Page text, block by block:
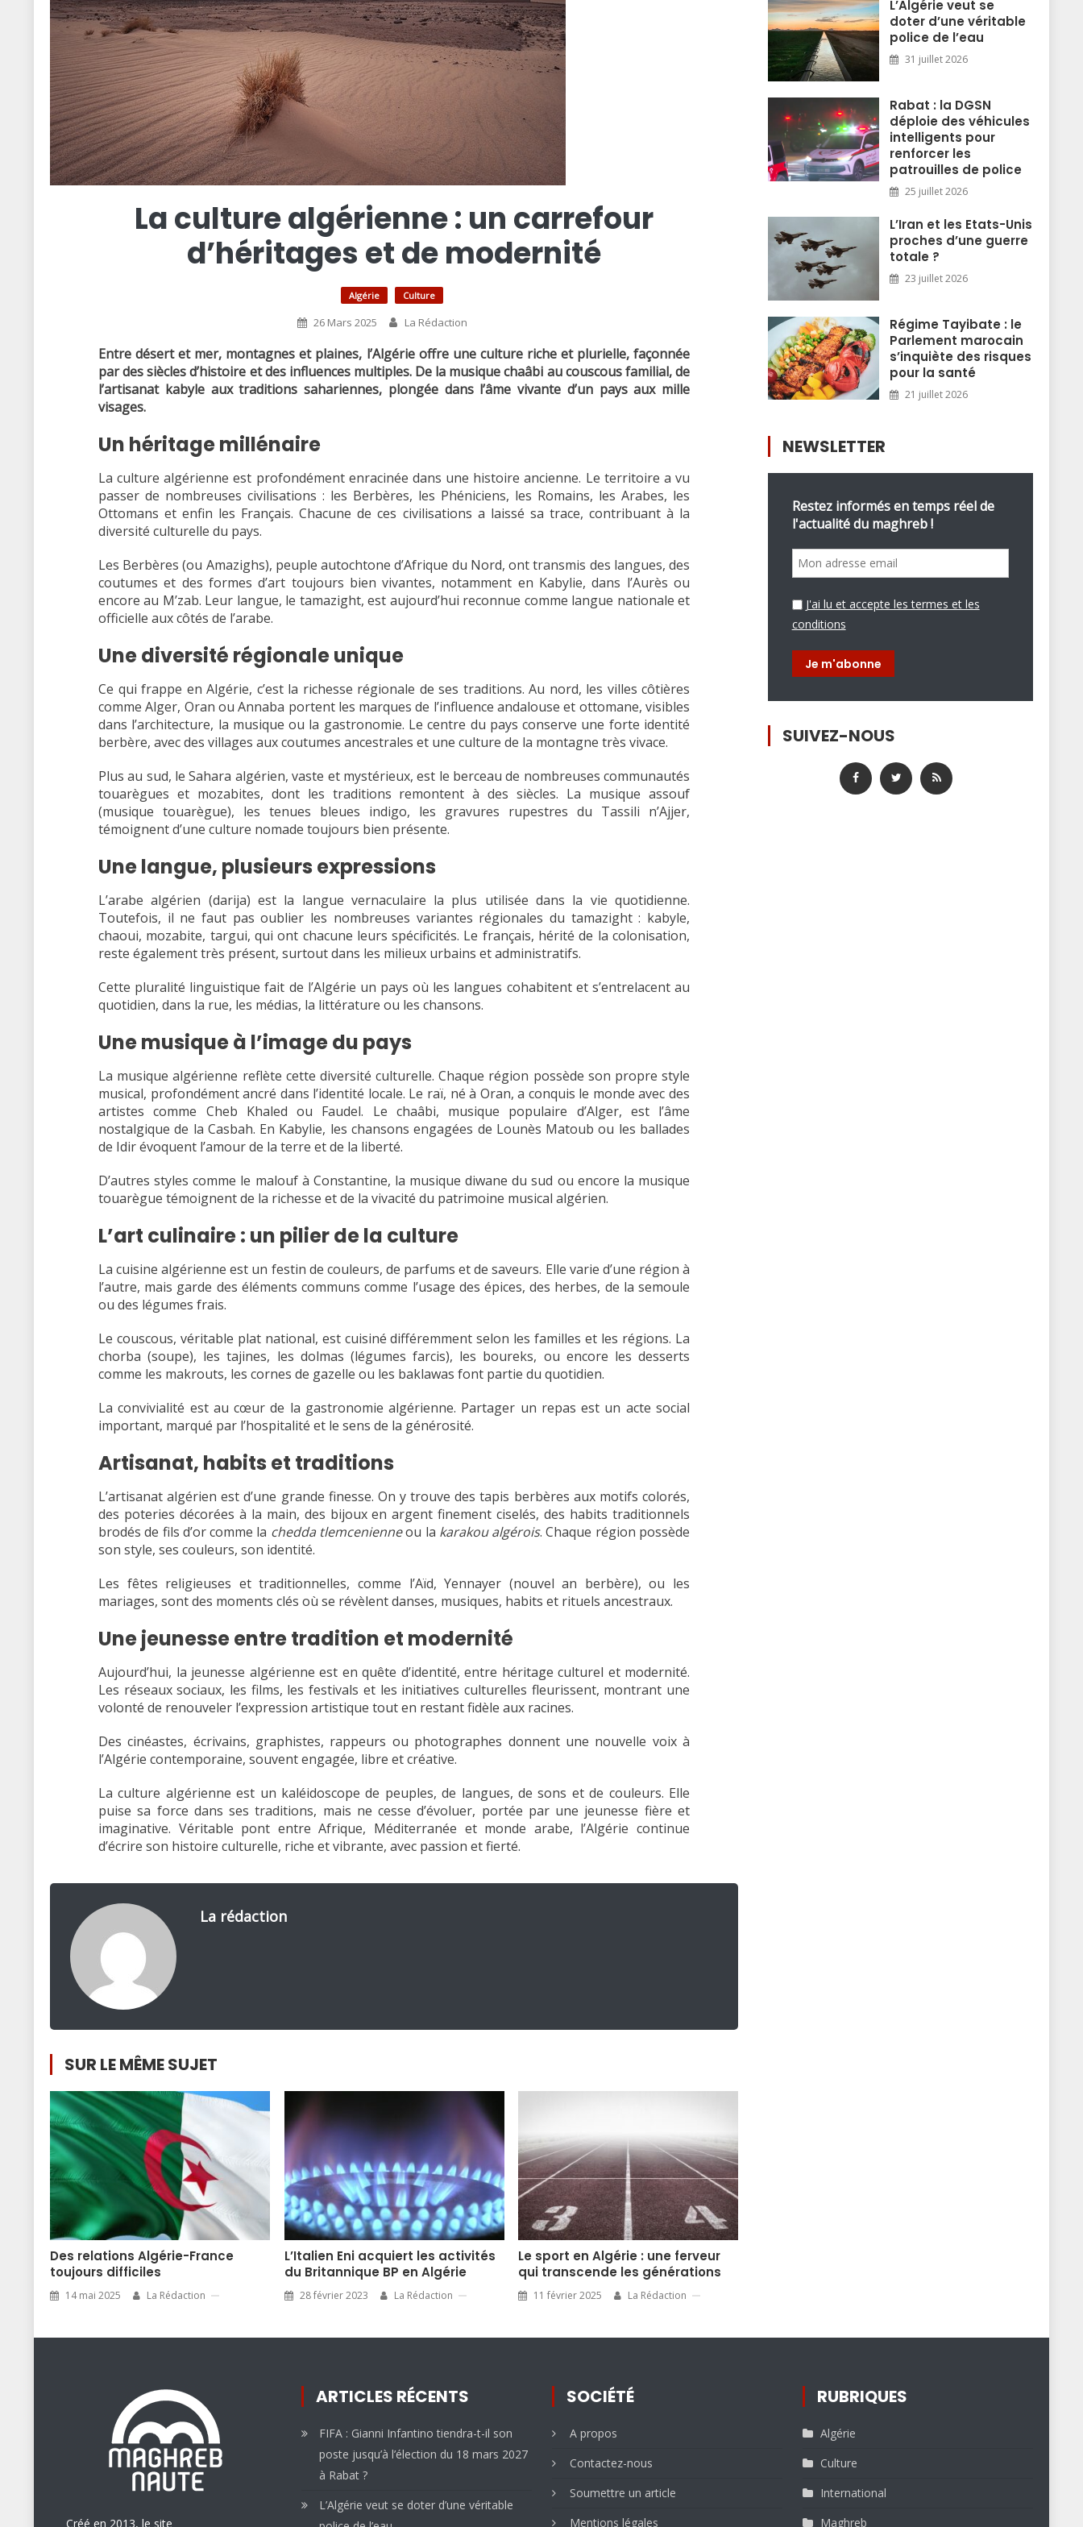
La culture algérienne : un carrefour
d’héritages et de modernité
Algérie Culture
26 Mars 2025 La Rédaction
Entre désert et mer, montagnes et plaines, l’Algérie offre une culture riche et plurielle, façonnée
par des siècles d’histoire et des influences multiples. De la musique chaâbi au couscous familial, de
l’artisanat kabyle aux traditions sahariennes, plongée dans l’âme vivante d’un pays aux mille
visages.
Un héritage millénaire
La culture algérienne est profondément enracinée dans une histoire ancienne. Le territoire a vu
passer de nombreuses civilisations : les Berbères, les Phéniciens, les Romains, les Arabes, les
Ottomans et enfin les Français. Chacune de ces civilisations a laissé sa trace, contribuant à la
diversité culturelle du pays.
Les Berbères (ou Amazighs), peuple autochtone d’Afrique du Nord, ont transmis des langues, des
coutumes et des formes d’art toujours bien vivantes, notamment en Kabylie, dans l’Aurès ou
encore au M’zab. Leur langue, le tamazight, est aujourd’hui reconnue comme langue nationale et
officielle aux côtés de l’arabe.
Une diversité régionale unique
Ce qui frappe en Algérie, c’est la richesse régionale de ses traditions. Au nord, les villes côtières
comme Alger, Oran ou Annaba portent les marques de l’influence andalouse et ottomane, visibles
dans l’architecture, la musique ou la gastronomie. Le centre du pays conserve une forte identité
berbère, avec des villages aux coutumes ancestrales et une culture de la montagne très vivace.
Plus au sud, le Sahara algérien, vaste et mystérieux, est le berceau de nombreuses communautés
touarègues et mozabites, dont les traditions remontent à des siècles. La musique assouf
(musique touarègue), les tenues bleues indigo, les gravures rupestres du Tassili n’Ajjer,
témoignent d’une culture nomade toujours bien présente.
Une langue, plusieurs expressions
L’arabe algérien (darija) est la langue vernaculaire la plus utilisée dans la vie quotidienne.
Toutefois, il ne faut pas oublier les nombreuses variantes régionales du tamazight : kabyle,
chaoui, mozabite, targui, qui ont chacune leurs spécificités. Le français, hérité de la colonisation,
reste également très présent, surtout dans les milieux urbains et administratifs.
Cette pluralité linguistique fait de l’Algérie un pays où les langues cohabitent et s’entrelacent au
quotidien, dans la rue, les médias, la littérature ou les chansons.
Une musique à l’image du pays
La musique algérienne reflète cette diversité culturelle. Chaque région possède son propre style
musical, profondément ancré dans l’identité locale. Le raï, né à Oran, a conquis le monde avec des
artistes comme Cheb Khaled ou Faudel. Le chaâbi, musique populaire d’Alger, est l’âme
nostalgique de la Casbah. En Kabylie, les chansons engagées de Lounès Matoub ou les ballades
de Idir évoquent l’amour de la terre et de la liberté.
D’autres styles comme le malouf à Constantine, la musique diwane du sud ou encore la musique
touarègue témoignent de la richesse et de la vivacité du patrimoine musical algérien.
L’art culinaire : un pilier de la culture
La cuisine algérienne est un festin de couleurs, de parfums et de saveurs. Elle varie d’une région à
l’autre, mais garde des éléments communs comme l’usage des épices, des herbes, de la semoule
ou des légumes frais.
Le couscous, véritable plat national, est cuisiné différemment selon les familles et les régions. La
chorba (soupe), les tajines, les dolmas (légumes farcis), les boureks, ou encore les desserts
comme les makrouts, les cornes de gazelle ou les baklawas font partie du quotidien.
La convivialité est au cœur de la gastronomie algérienne. Partager un repas est un acte social
important, marqué par l’hospitalité et le sens de la générosité.
Artisanat, habits et traditions
L’artisanat algérien est d’une grande finesse. On y trouve des tapis berbères aux motifs colorés,
des poteries décorées à la main, des bijoux en argent finement ciselés, des habits traditionnels
brodés de fils d’or comme la chedda tlemcenienneou la karakou algérois. Chaque région possède
son style, ses couleurs, son identité.
Les fêtes religieuses et traditionnelles, comme l’Aïd, Yennayer (nouvel an berbère), ou les
mariages, sont des moments clés où se révèlent danses, musiques, habits et rituels ancestraux.
Une jeunesse entre tradition et modernité
Aujourd’hui, la jeunesse algérienne est en quête d’identité, entre héritage culturel et modernité.
Les réseaux sociaux, les films, les festivals et les initiatives culturelles fleurissent, montrant une
volonté de renouveler l’expression artistique tout en restant fidèle aux racines.
Des cinéastes, écrivains, graphistes, rappeurs ou photographes donnent une nouvelle voix à
l’Algérie contemporaine, souvent engagée, libre et créative.
La culture algérienne est un kaléidoscope de peuples, de langues, de sons et de couleurs. Elle
puise sa force dans ses traditions, mais ne cesse d’évoluer, portée par une jeunesse fière et
imaginative. Véritable pont entre Afrique, Méditerranée et monde arabe, l’Algérie continue
d’écrire son histoire culturelle, riche et vibrante, avec passion et fierté.
La rédaction
SUR LE MÊME SUJET
Des relations Algérie-France
toujours difficiles
14 mai 2025 La Rédaction
L’Italien Eni acquiert les activités
du Britannique BP en Algérie
28 février 2023 La Rédaction
Le sport en Algérie : une ferveur
qui transcende les générations
11 février 2025 La Rédaction
L’Algérie veut se
doter d’une véritable
police de l’eau
31 juillet 2026
Rabat : la DGSN
déploie des véhicules
intelligents pour
renforcer les
patrouilles de police
25 juillet 2026
L’Iran et les Etats-Unis
proches d’une guerre
totale ?
23 juillet 2026
Régime Tayibate : le
Parlement marocain
s’inquiète des risques
pour la santé
21 juillet 2026
NEWSLETTER
Restez informés en temps réel de
l'actualité du maghreb !
J'ai lu et accepte les termes et les
conditions
SUIVEZ-NOUS
Créé en 2013, le site
ARTICLES RÉCENTS
FIFA : Gianni Infantino tiendra-t-il son
poste jusqu’à l’élection du 18 mars 2027
à Rabat ?
L’Algérie veut se doter d’une véritable
SOCIÉTÉ
A propos
Contactez-nous
Soumettre un article
Mentions légales
RUBRIQUES
Algérie
Culture
International
Maghreb